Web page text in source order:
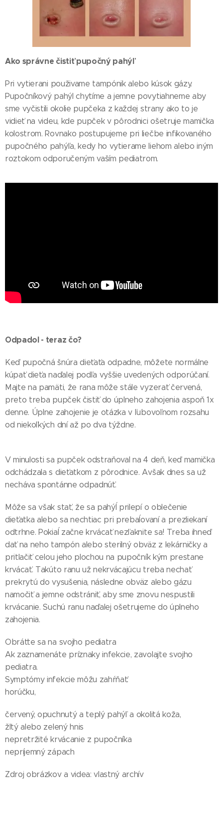
Ako správne čistiť pupočný pahýľ
Pri vytierani použivame tampónik alebo kúsok gázy.
Pupočníkový pahýl chytíme a jemne povytiahneme aby
sme vyčistili okolie pupčeka z každej strany ako to je
vidieť na videu, kde pupček v pôrodnici ošetruje mamička
kolostrom. Rovnako postupujeme pri liečbe infikovaného
pupočného pahýľa, kedy ho vytierame liehom alebo iným
roztokom odporučeným vaším pediatrom.
Odpadol - teraz čo?
Keď pupočná šnúra dieťaťa odpadne, môžete normálne
kúpať dieťa naďalej podľa vyššie uvedených odporúčaní.
Majte na pamäti, že rana môže stále vyzerať červená,
preto treba pupček čistiť do úplneho zahojenia aspoň 1x
denne. Úplne zahojenie je otázka v ľubovoľnom rozsahu
od niekoľkých dní až po dva týždne.
V minulosti sa pupček odstraňoval na 4 deň, keď mamička
odchádzala s dieťatkom z pôrodnice. Avšak dnes sa už
necháva spontánne odpadnúť.
Môže sa však stať, že sa pahýĺ prilepí o oblečenie
dieťatka alebo sa nechtiac pri prebaĺovaní a prezliekaní
odtrhne. Pokiaĺ začne krvácať nezľaknite sa! Treba ihneď
dať na neho tampón alebo sterilný obväz z lekárničky a
pritlačiť celou jeho plochou na pupočník kým prestane
krvácať. Takúto ranu už nekrvácajúcu treba nechať
prekrytú do vysušenia, následne obväz alebo gázu
namočiť a jemne odstrániť, aby sme znovu nespustili
krvácanie. Suchú ranu naďalej ošetrujeme do úplneho
zahojenia.
Obráťte sa na svojho pediatra
Ak zaznamenáte príznaky infekcie, zavolajte svojho
pediatra.
Symptómy infekcie môžu zahŕňať:
horúčku,
červený, opuchnutý a teplý pahýľ a okolitá koža,
žltý alebo zelený hnis
nepretržité krvácanie z pupočníka
nepríjemný zápach
Zdroj obrázkov a videa: vlastný archív